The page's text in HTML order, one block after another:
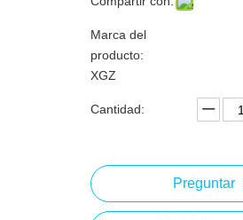
Marca del
producto:
XGZ
Cantidad:
Preguntar